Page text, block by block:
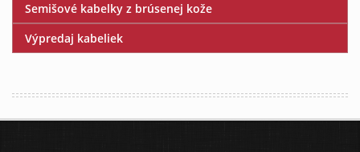
Semišové kabelky z brúsenej kože
Výpredaj kabeliek